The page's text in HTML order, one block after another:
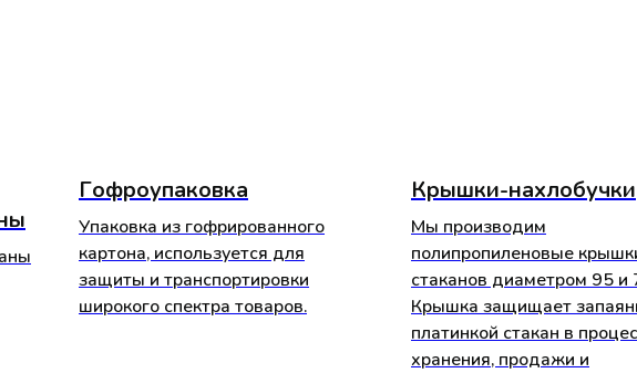
Гофроупаковка
Упаковка из гофрированного
картона, используется для
защиты и транспортировки
широкого спектра товаров.
Крышки-нахлобучки
Мы производим
полипропиленовые
стаканов диаметром 95 и
Крышка защищает
платинкой стакан в
хранения, продажи и